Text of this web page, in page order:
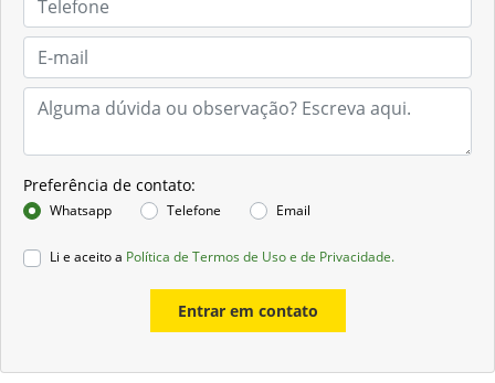
Preferência de contato:
Whatsapp Telefone Email
Li e aceito a Política de Termos de Uso e de Privacidade.
Entrar em contato